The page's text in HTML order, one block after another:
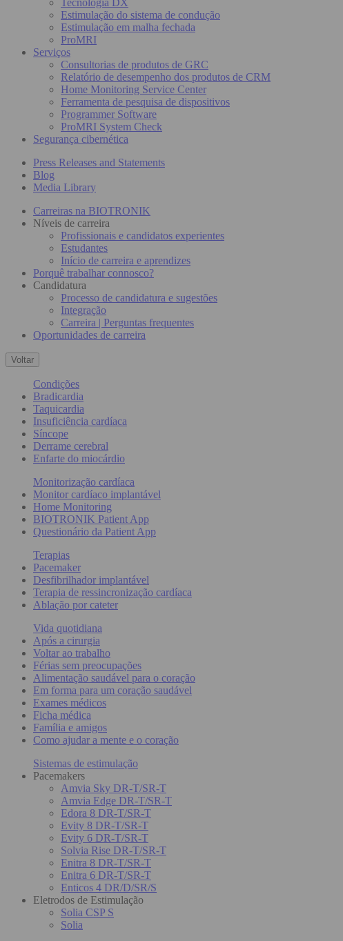
Estimulação do sistema de condução
Estimulação em malha fechada
ProMRI
Serviços
Consultorias de produtos de GRC
Relatório de desempenho dos produtos de CRM
Home Monitoring Service Center
Ferramenta de pesquisa de dispositivos
Programmer Software
ProMRI System Check
Segurança cibernética
Press Releases and Statements
Blog
Media Library
Carreiras na BIOTRONIK
Níveis de carreira
Profissionais e candidatos experientes
Estudantes
Início de carreira e aprendizes
Porquê trabalhar connosco?
Candidatura
Processo de candidatura e sugestões
Integração
Carreira | Perguntas frequentes
Oportunidades de carreira
Voltar
Condições
Bradicardia
Taquicardia
Insuficiência cardíaca
Síncope
Derrame cerebral
Enfarte do miocárdio
Monitorização cardíaca
Monitor cardíaco implantável
Home Monitoring
BIOTRONIK Patient App
Questionário da Patient App
Terapias
Pacemaker
Desfibrilhador implantável
Terapia de ressincronização cardíaca
Ablação por cateter
Vida quotidiana
Após a cirurgia
Voltar ao trabalho
Férias sem preocupações
Alimentação saudável para o coração
Em forma para um coração saudável
Exames médicos
Ficha médica
Família e amigos
Como ajudar a mente e o coração
Sistemas de estimulação
Pacemakers
Amvia Sky DR-T/SR-T
Amvia Edge DR-T/SR-T
Edora 8 DR-T/SR-T
Evity 8 DR-T/SR-T
Evity 6 DR-T/SR-T
Solvia Rise DR-T/SR-T
Enitra 8 DR-T/SR-T
Enitra 6 DR-T/SR-T
Enticos 4 DR/D/SR/S
Eletrodos de Estimulação
Solia CSP S
Solia